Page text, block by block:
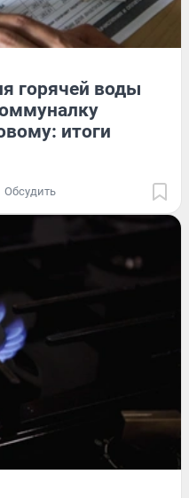
горячей воды
итоги
Обсудить